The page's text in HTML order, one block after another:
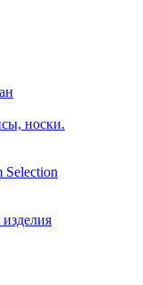
носки.
Selection